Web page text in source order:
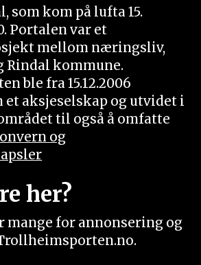
som kom på lufta 15.
Portalen var et
mellom næringsliv,
Rindal kommune.
ble fra 15.12.2006
et aksjeselskap og utvidet i
til også å omfatte
og
her?
mange for annonsering og